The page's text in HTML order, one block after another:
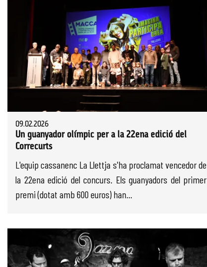
09.02.2026
Un guanyador olímpic per a la 22ena edició del
Correcurts
L'equip cassanenc La Llettja s'ha proclamat vencedor de
la 22ena edició del concurs. Els guanyadors del primer
premi (dotat amb 600 euros) han...